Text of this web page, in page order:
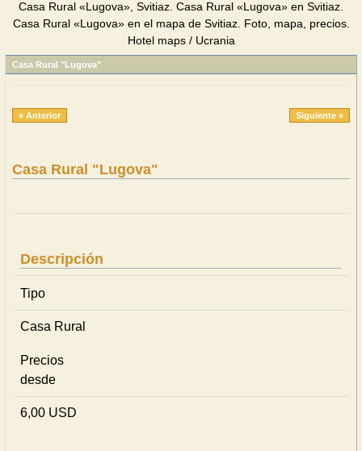
Casa Rural «Lugova», Svitiaz. Casa Rural «Lugova» en Svitiaz.
Casa Rural «Lugova» en el mapa de Svitiaz. Foto, mapa, precios.
Hotel maps / Ucrania
Casa Rural "Lugova"
« Anterior Siguiente »
Casa Rural "Lugova"
Descripción
Tipo
Casa Rural
Precios
desde
6,00 USD